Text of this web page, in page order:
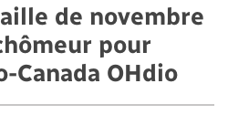
de novembre
pour
Canada OHdio